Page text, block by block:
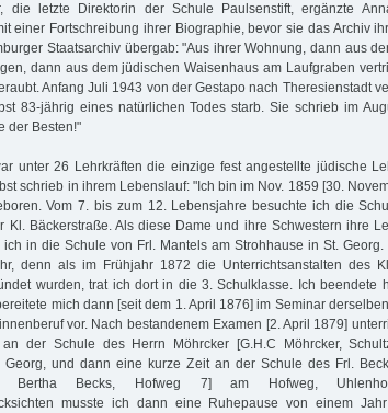
die letzte Direktorin der Schule Paulsenstift, ergänzte
einer Fortschreibung ihrer Biographie, bevor sie das Archiv
Staatsarchiv übergab: "Aus ihrer Wohnung, dann aus
dann aus dem jüdischen Waisenhaus am Laufgraben
Anfang Juli 1943 von der Gestapo nach Theresienstadt
83-jährig eines natürlichen Todes starb. Sie schrieb im
der Besten!"
unter 26 Lehrkräften die einzige fest angestellte jüdische
schrieb in ihrem Lebenslauf: "Ich bin im Nov. 1859 [30.
Vom 7. bis zum 12. Lebensjahre besuchte ich die
Kl. Bäckerstraße. Als diese Dame und ihre Schwestern ihre
ich in die Schule von Frl. Mantels am Strohhause in St.
denn als im Frühjahr 1872 die Unterrichtsanstalten des
wurden, trat ich dort in die 3. Schulklasse. Ich beendete
mich dann [seit dem 1. April 1876] im Seminar
vor. Nach bestandenem Examen [2. April 1879]
der Schule des Herrn Möhrcker [G.H.C Möhrcker,
Georg, und dann eine kurze Zeit an der Schule des Frl.
Bertha Becks, Hofweg 7] am Hofweg,
musste ich dann eine Ruhepause von einem